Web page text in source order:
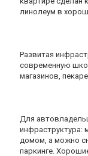
линолеум в
Развитая
современную
магазинов,
Для
инфраструктура:
домом, а можно
паркинге.